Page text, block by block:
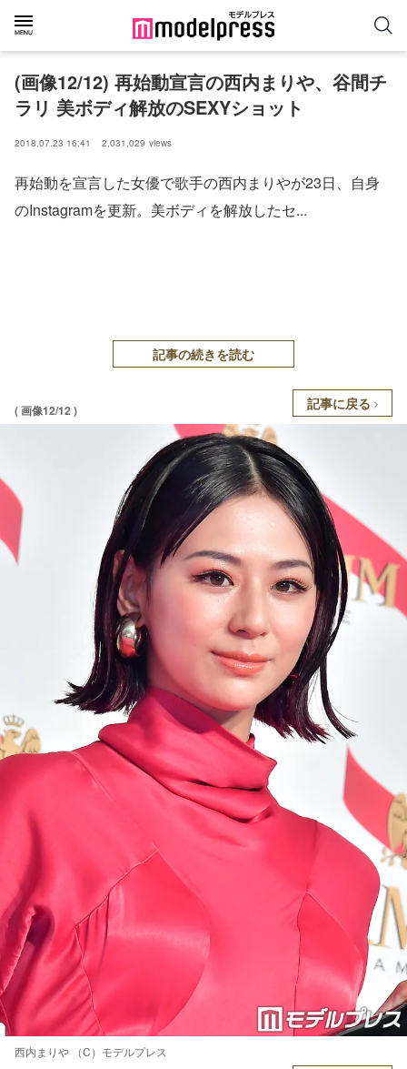
(画像12/12) 再始動宣言の西内まりや、谷間チ
ラリ 美ボディ解放のSEXYショット
2018.07.23 16:41 2,031,029 views
再始動を宣言した女優で歌手の西内まりやが23日、自身
のInstagramを更新。美ボディを解放したセ...
記事の続きを読む
( 画像12/12 ) 記事に戻る
西内まりや （C）モデルプレス